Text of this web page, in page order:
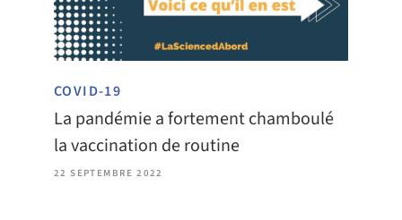
COVID-19
La pandémie a fortement chamboulé
la vaccination de routine
22 SEPTEMBRE 2022